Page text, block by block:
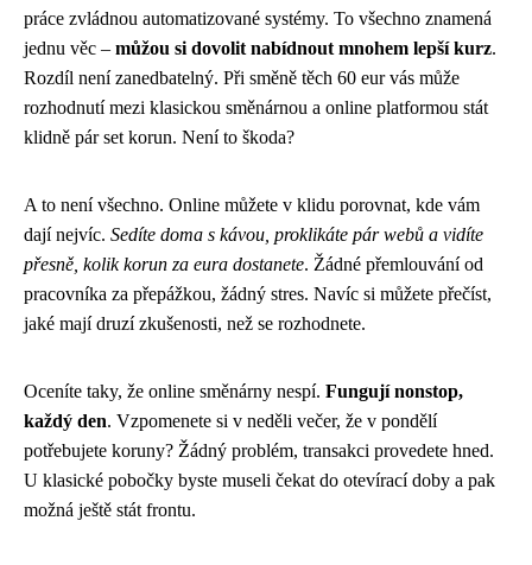
práce zvládnou automatizované systémy. To všechno znamená
jednu věc – můžou si dovolit nabídnout mnohem lepší kurz.
Rozdíl není zanedbatelný. Při směně těch 60 eur vás může
rozhodnutí mezi klasickou směnárnou a online platformou stát
klidně pár set korun. Není to škoda?
A to není všechno. Online můžete v klidu porovnat, kde vám
dají nejvíc. Sedíte doma s kávou, proklikáte pár webů a vidíte
přesně, kolik korun za eura dostanete. Žádné přemlouvání od
pracovníka za přepážkou, žádný stres. Navíc si můžete přečíst,
jaké mají druzí zkušenosti, než se rozhodnete.
Oceníte taky, že online směnárny nespí. Fungují nonstop,
každý den. Vzpomenete si v neděli večer, že v pondělí
potřebujete koruny? Žádný problém, transakci provedete hned.
U klasické pobočky byste museli čekat do otevírací doby a pak
možná ještě stát frontu.